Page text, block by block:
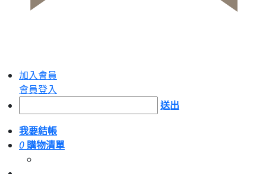
加入會員
會員登入
送出
我要結帳
0 購物清單